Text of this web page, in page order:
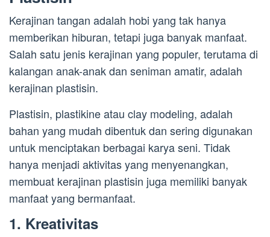
Kerajinan tangan adalah hobi yang tak hanya
memberikan hiburan, tetapi juga banyak manfaat.
Salah satu jenis kerajinan yang populer, terutama di
kalangan anak-anak dan seniman amatir, adalah
kerajinan plastisin.
Plastisin, plastikine atau clay modeling, adalah
bahan yang mudah dibentuk dan sering digunakan
untuk menciptakan berbagai karya seni. Tidak
hanya menjadi aktivitas yang menyenangkan,
membuat kerajinan plastisin juga memiliki banyak
manfaat yang bermanfaat.
1. Kreativitas